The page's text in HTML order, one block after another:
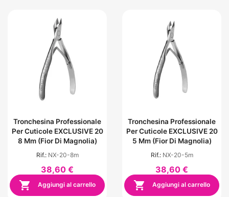
Tronchesina Professionale
Per Cuticole EXCLUSIVE 20
8 Mm (Fior Di Magnolia)
Rif.: NX-20-8m
38,60 €
 Aggiungi al carrello
Tronchesina Professionale
Per Cuticole EXCLUSIVE 20
5 Mm (Fior Di Magnolia)
Rif.: NX-20-5m
38,60 €
 Aggiungi al carrello